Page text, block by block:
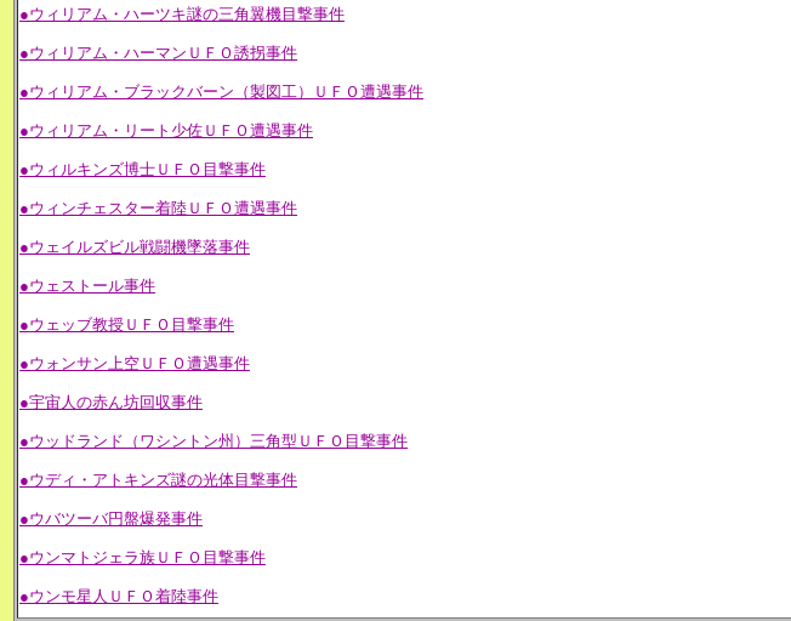
●ウィリアム・ハーツキ謎の三角翼機目撃事件
●ウィリアム・ハーマンＵＦＯ誘拐事件
●ウィリアム・ブラックバーン（製図工）ＵＦＯ遭遇事件
●ウィリアム・リート少佐ＵＦＯ遭遇事件
●ウィルキンズ博士ＵＦＯ目撃事件
●ウィンチェスター着陸ＵＦＯ遭遇事件
●ウェイルズビル戦闘機墜落事件
●ウェストール事件
●ウェッブ教授ＵＦＯ目撃事件
●ウォンサン上空ＵＦＯ遭遇事件
●宇宙人の赤ん坊回収事件
●ウッドランド（ワシントン州）三角型ＵＦＯ目撃事件
●ウディ・アトキンズ謎の光体目撃事件
●ウバツーバ円盤爆発事件
●ウンマトジェラ族ＵＦＯ目撃事件
●ウンモ星人ＵＦＯ着陸事件